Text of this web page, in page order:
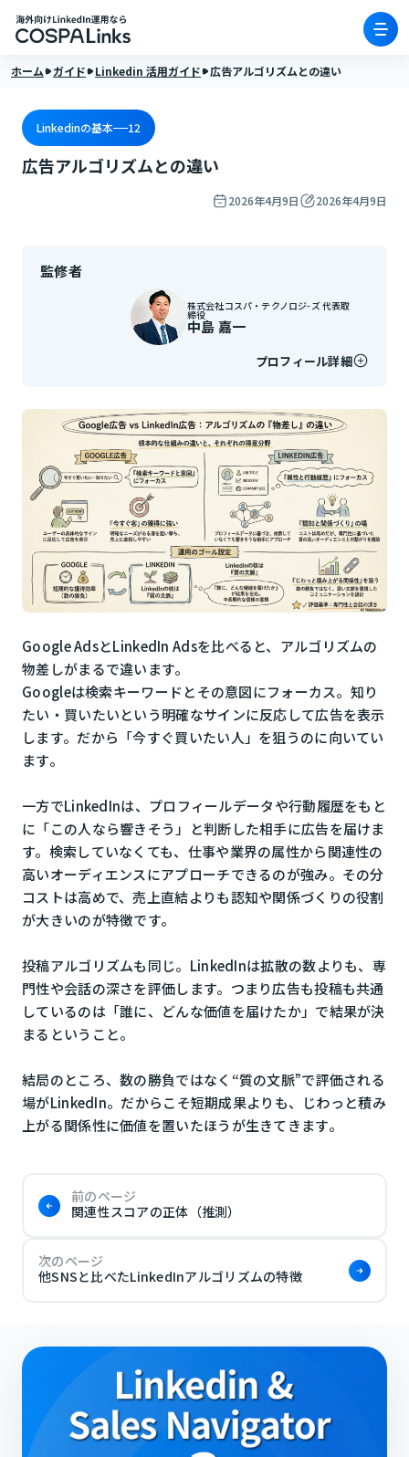
ホーム ガイド Linkedin 活用ガイド 広告アルゴリズムとの違い
Linkedinの基本 12
広告アルゴリズムとの違い
2026年4月9日 2026年4月9日
監修者
株式会社コスパ・テクノロジ-ズ 代表取
締役
中島 嘉一
プロフィール詳細
Google AdsとLinkedIn Adsを比べると、アルゴリズムの
物差しがまるで違います。
Googleは検索キーワードとその意図にフォーカス。知り
たい・買いたいという明確なサインに反応して広告を表示
します。だから「今すぐ買いたい人」を狙うのに向いてい
ます。
一方でLinkedInは、プロフィールデータや行動履歴をもと
に「この人なら響きそう」と判断した相手に広告を届けま
す。検索していなくても、仕事や業界の属性から関連性の
高いオーディエンスにアプローチできるのが強み。その分
コストは高めで、売上直結よりも認知や関係づくりの役割
が大きいのが特徴です。
投稿アルゴリズムも同じ。LinkedInは拡散の数よりも、専
門性や会話の深さを評価します。つまり広告も投稿も共通
しているのは「誰に、どんな価値を届けたか」で結果が決
まるということ。
結局のところ、数の勝負ではなく“質の文脈”で評価される
場がLinkedIn。だからこそ短期成果よりも、じわっと積み
上がる関係性に価値を置いたほうが生きてきます。
前のページ
関連性スコアの正体（推測）
次のページ
他SNSと比べたLinkedInアルゴリズムの特徴